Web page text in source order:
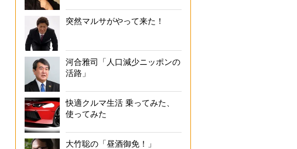
突然マルサがやって来た！
河合雅司「人口減少ニッポンの
活路」
快適クルマ生活 乗ってみた、
使ってみた
大竹聡の「昼酒御免！」